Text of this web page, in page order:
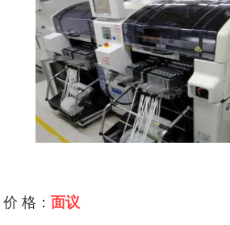
价 格： 面议